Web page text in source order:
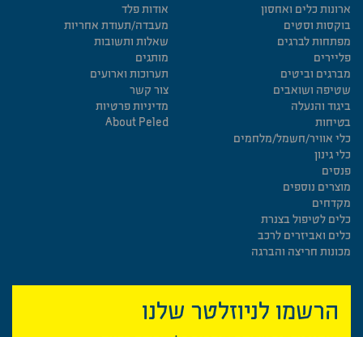
ארונות כלים ואחסון
בוקסות וסטים
מפתחות לברגים
פליירים
מברגים וביטים
שטיפה ושואבים
ביגוד והנעלה
בטיחות
כלי אוויר/חשמל/מלחמים
כלי גינון
פנסים
מוצרים נוספים
מקדחים
כלים לטיפול בצנרת
כלים ואביזרים לרכב
מכונות חריצה והברגה
אודות פלד
מעבדה/תעודת אחריות
שאלות ותשובות
מותגים
תערוכות וארועים
צור קשר
מדיניות פרטיות
About Peled
הרשמו לניוזלטר שלנו